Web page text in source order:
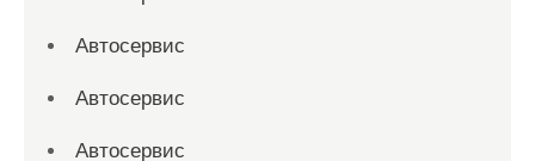
Автосервис
Автосервис
Автосервис